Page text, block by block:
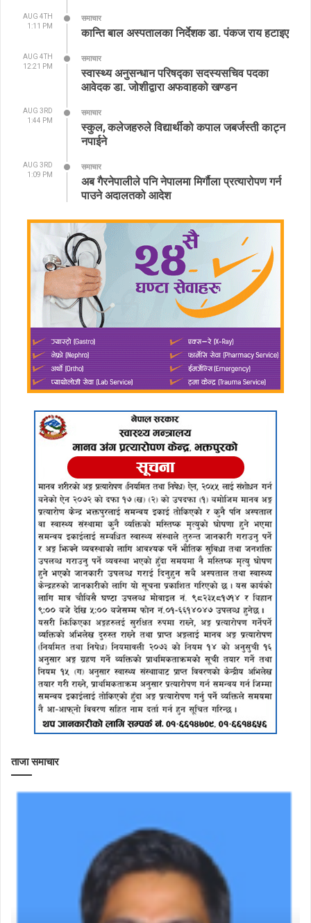
AUG 4TH
1:11 PM
समाचार
कान्ति बाल अस्पतालका निर्देशक डा. पंकज राय हटाइए
AUG 4TH
12:21 PM
समाचार
स्वास्थ्य अनुसन्धान परिषद्का सदस्यसचिव पदका
आवेदक डा. जोशीद्वारा अफवाहको खण्डन
AUG 3RD
1:44 PM
समाचार
स्कुल, कलेजहरुले विद्यार्थीको कपाल जबर्जस्ती काट्न
नपाईने
AUG 3RD
1:09 PM
समाचार
अब गैरनेपालीले पनि नेपालमा मिर्गौला प्रत्यारोपण गर्न
पाउने अदालतको आदेश
ताजा समाचार